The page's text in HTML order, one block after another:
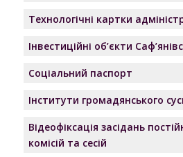
Технологічні картки
Інвестиційні об’єкти
Соціальний паспорт
Інститути громадянського
Відеофіксація засідань
комісій та сесій